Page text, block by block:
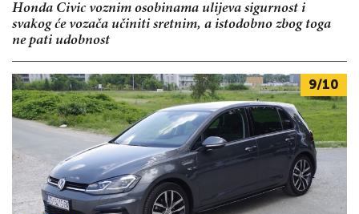
Honda Civic voznim osobinama ulijeva sigurnost i
svakog će vozača učiniti sretnim, a istodobno zbog toga
ne pati udobnost
9/10